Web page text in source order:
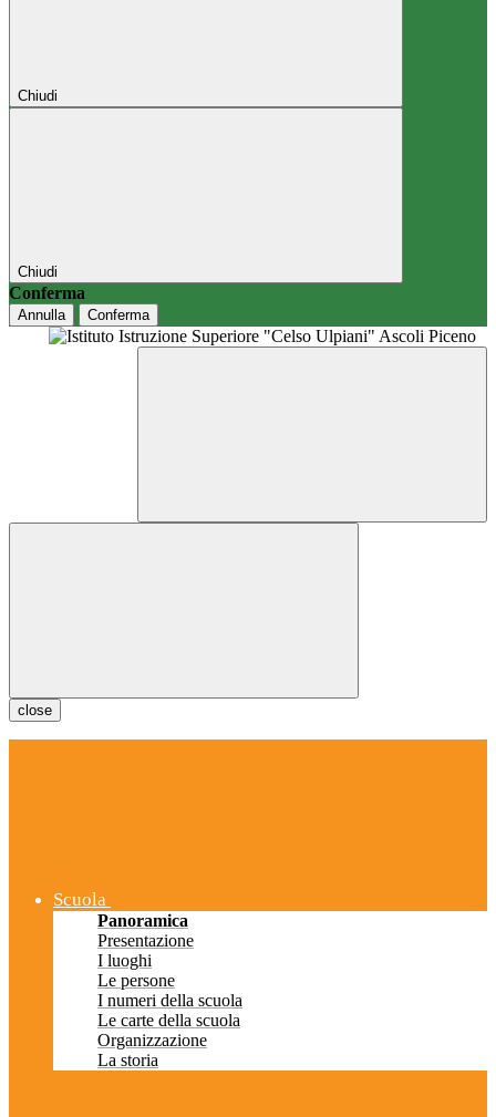
Chiudi
Chiudi
Conferma
Annulla Conferma
close
Scuola
Panoramica
Presentazione
I luoghi
Le persone
I numeri della scuola
Le carte della scuola
Organizzazione
La storia